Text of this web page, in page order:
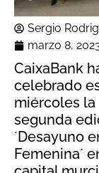
Sergio
marzo 8,
CaixaBank
celebrado
miércoles la
segunda
´Desayuno
Femenina´